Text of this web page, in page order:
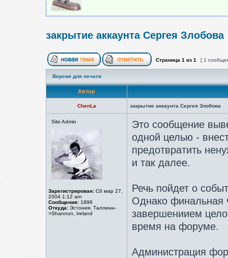
закрытие аккаунта Сергея Злобова
Страница1из1 [ 1
Версия для печати
Автор
ChenLa закрытие аккаунта Сергея Злобова
Site Admin
Зарегистрирован: Сб мар 27,
2004 1:12 am
Сообщения: 1896
Откуда: Эстония, Таллинн-
>Shannon, Ireland
Это сообщение
одной целью -
предотвратить
и так далее.
Речь пойдет о
Однако финальная
завершениием
время на форуме.
Администрация